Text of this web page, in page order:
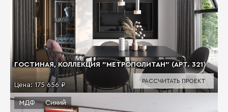
ГОСТИНАЯ, КОЛЛЕКЦИЯ "МЕТРОПОЛИТАН" (АРТ. 321)
Цена: 175 656 ₽
РАССЧИТАТЬ ПРОЕКТ
МДФ Синий